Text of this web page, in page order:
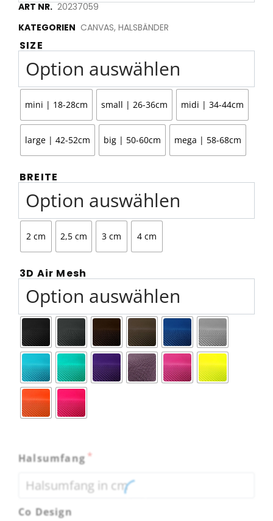
ART NR. 20237059
KATEGORIEN CANVAS, HALSBÄNDER
SIZE
mini | 18-28cm small | 26-36cm midi | 34-44cm
large | 42-52cm big | 50-60cm mega | 58-68cm
BREITE
2 cm 2,5 cm 3 cm 4 cm
3D Air Mesh
Halsumfang *
Co Design